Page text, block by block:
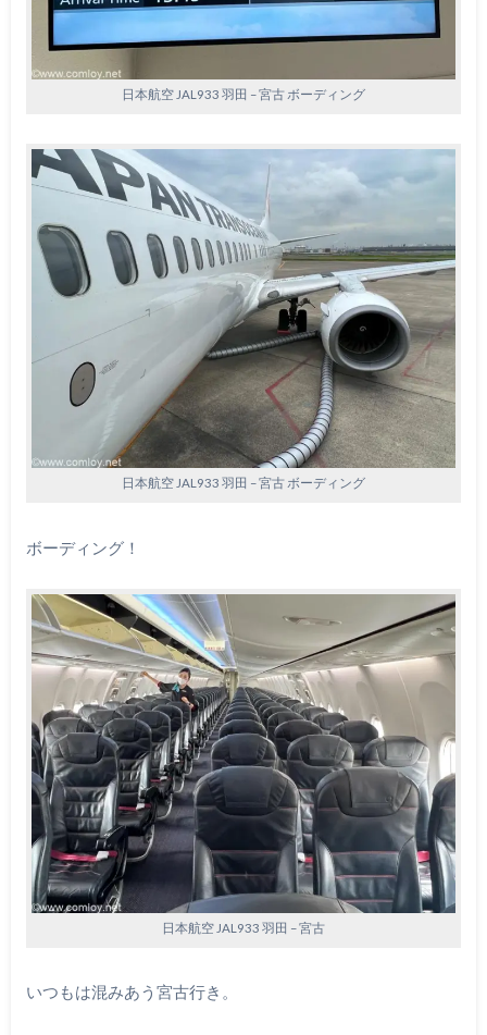
日本航空 JAL933 羽田 – 宮古 ボーディング
日本航空 JAL933 羽田 – 宮古 ボーディング
ボーディング！
日本航空 JAL933 羽田 – 宮古
いつもは混みあう宮古行き。